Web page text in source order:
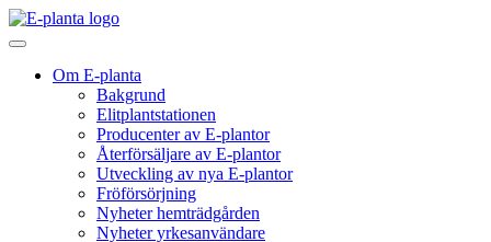
Hoppa till innehåll
Huvudnavigering
Om E-planta
Bakgrund
Elitplantstationen
Producenter av E-plantor
Återförsäljare av E-plantor
Utveckling av nya E-plantor
Fröförsörjning
Nyheter hemträdgården
Nyheter yrkesanvändare